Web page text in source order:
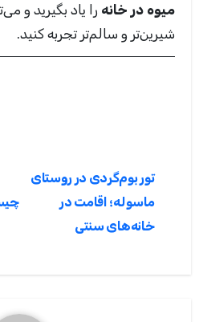
میوه در خانه را یاد بگیرید و
شیرین‌تر و سالم‌تر تجربه کنید.
نوشته
تور بوم‌گردی در روستای
ماسوله؛ اقامت در
خانه‌های سنتی